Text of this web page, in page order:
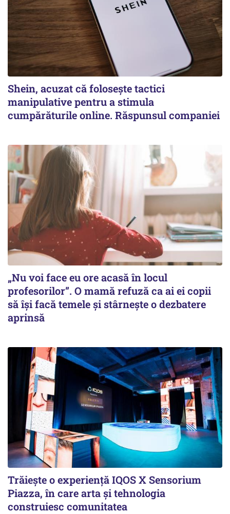
Shein, acuzat că folosește tactici
manipulative pentru a stimula
cumpărăturile online. Răspunsul companiei
„Nu voi face eu ore acasă în locul
profesorilor”. O mamă refuză ca ai ei copii
să își facă temele și stârnește o dezbatere
aprinsă
Trăiește o experiență IQOS X Sensorium
Piazza, în care arta și tehnologia
construiesc comunitatea